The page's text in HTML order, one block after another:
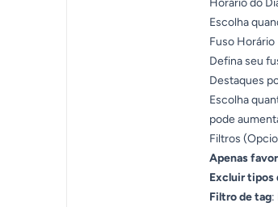
Horário do
Escolha
Fuso Horário
Defina seu
Destaques
Escolha
pode
Filtros
Apenas
Excluir tipos
Filtro de tag: